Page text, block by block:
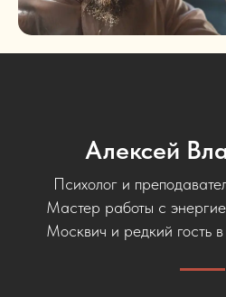
Алексей
Психолог и
Мастер работы с
Москвич и редкий гость